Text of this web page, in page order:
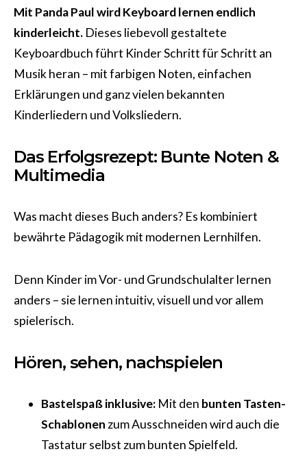
Mit Panda Paul wird Keyboard lernen endlich
kinderleicht. Dieses liebevoll gestaltete
Keyboardbuch führt Kinder Schritt für Schritt an
Musik heran – mit farbigen Noten, einfachen
Erklärungen und ganz vielen bekannten
Kinderliedern und Volksliedern.
Das Erfolgsrezept: Bunte Noten &
Multimedia
Was macht dieses Buch anders? Es kombiniert
bewährte Pädagogik mit modernen Lernhilfen.
Denn Kinder im Vor- und Grundschulalter lernen
anders – sie lernen intuitiv, visuell und vor allem
spielerisch.
Hören, sehen, nachspielen
Bastelspaß inklusive: Mit den bunten Tasten-
Schablonen zum Ausschneiden wird auch die
Tastatur selbst zum bunten Spielfeld.